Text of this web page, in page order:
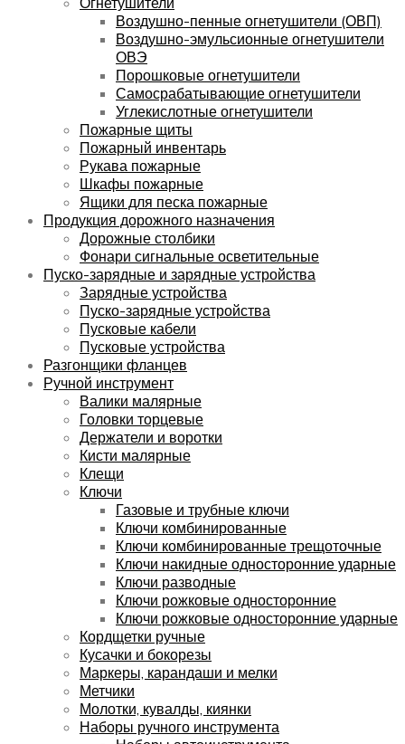
Воздушно-пенные огнетушители (ОВП)
Воздушно-эмульсионные огнетушители
ОВЭ
Порошковые огнетушители
Самосрабатывающие огнетушители
Углекислотные огнетушители
Пожарные щиты
Пожарный инвентарь
Рукава пожарные
Шкафы пожарные
Ящики для песка пожарные
Продукция дорожного назначения
Дорожные столбики
Фонари сигнальные осветительные
Пуско-зарядные и зарядные устройства
Зарядные устройства
Пуско-зарядные устройства
Пусковые кабели
Пусковые устройства
Разгонщики фланцев
Ручной инструмент
Валики малярные
Головки торцевые
Держатели и воротки
Кисти малярные
Клещи
Ключи
Газовые и трубные ключи
Ключи комбинированные
Ключи комбинированные трещоточные
Ключи накидные односторонние ударные
Ключи разводные
Ключи рожковые односторонние
Ключи рожковые односторонние ударные
Кордщетки ручные
Кусачки и бокорезы
Маркеры, карандаши и мелки
Метчики
Молотки, кувалды, киянки
Наборы ручного инструмента